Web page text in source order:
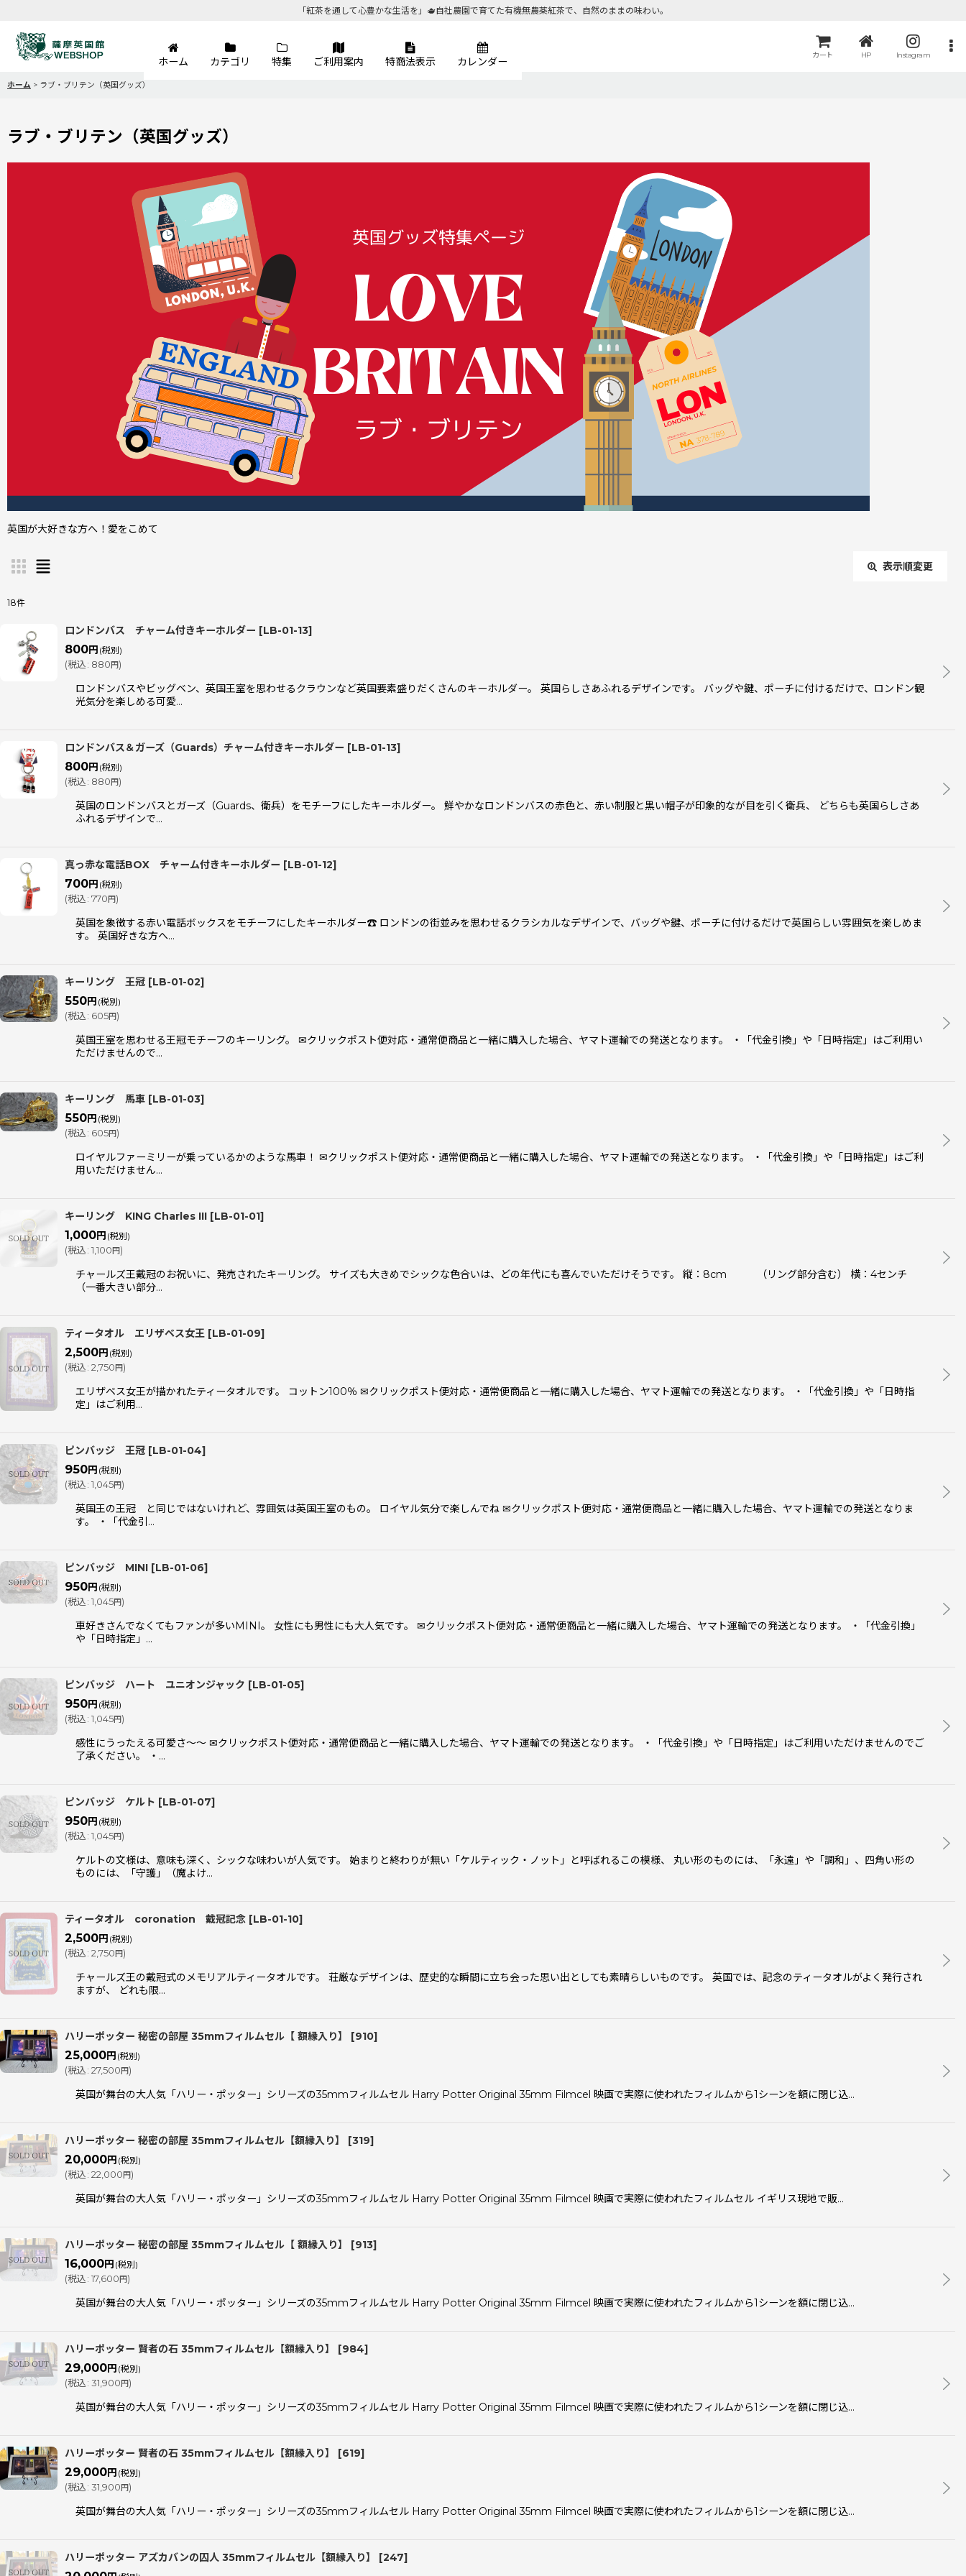
「紅茶を通して心豊かな生活を」🫖自社農園で育てた有機無農薬紅茶で、自然のままの味わい。
カート HP Instagram
ホーム カテゴリ 特集 ご利用案内 特商法表示 カレンダー
ホーム > ラブ・ブリテン（英国グッズ）
ラブ・ブリテン（英国グッズ）
英国が大好きな方へ！愛をこめて
表示順変更
サブカテゴリ:
表示数
18件
ロンドンバス チャーム付きキーホルダー [LB-01-13]
800円 (税別)
(税込: 880 円)
ロンドンバスやビッグベン、英国王室を思わせるクラウンなど英国要素盛りだくさんのキーホルダー。 英国らしさあふれるデザインです。 バッグや鍵、ポーチに付けるだけで、ロンドン観
光気分を楽しめる可愛…
ロンドンバス＆ガーズ（Guards）チャーム付きキーホルダー [LB-01-13]
800円 (税別)
(税込: 880 円)
英国のロンドンバスとガーズ（Guards、衛兵）をモチーフにしたキーホルダー。 鮮やかなロンドンバスの赤色と、赤い制服と黒い帽子が印象的なが目を引く衛兵、 どちらも英国らしさあ
ふれるデザインで…
真っ赤な電話BOX チャーム付きキーホルダー [LB-01-12]
700円 (税別)
(税込: 770 円)
英国を象徴する赤い電話ボックスをモチーフにしたキーホルダー☎️ ロンドンの街並みを思わせるクラシカルなデザインで、バッグや鍵、ポーチに付けるだけで英国らしい雰囲気を楽しめま
す。 英国好きな方へ…
キーリング 王冠 [LB-01-02]
550円 (税別)
(税込: 605円)
英国王室を思わせる王冠モチーフのキーリング。 ✉クリックポスト便対応・通常便商品と一緒に購入した場合、ヤマト運輸での発送となります。 ・「代金引換」や「日時指定」はご利用い
ただけませんので…
キーリング 馬車 [LB-01-03]
550円 (税別)
(税込: 605円)
ロイヤルファーミリーが乗っているかのような馬車！ ✉クリックポスト便対応・通常便商品と一緒に購入した場合、ヤマト運輸での発送となります。 ・「代金引換」や「日時指定」はご利
用いただけません…
キーリング KING Charles III [LB-01-01]
1,000円 (税別)
(税込: 1,100 円)
チャールズ王戴冠のお祝いに、発売されたキーリング。 サイズも大きめでシックな色合いは、どの年代にも喜んでいただけそうです。 縦：8cm （リング部分含む） 横：4センチ
（一番大きい部分…
ティータオル エリザベス女王 [LB-01-09]
2,500円 (税別)
(税込: 2,750 円)
エリザベス女王が描かれたティータオルです。 コットン100％ ✉クリックポスト便対応・通常便商品と一緒に購入した場合、ヤマト運輸での発送となります。 ・「代金引換」や「日時指
定」はご利用…
ピンバッジ 王冠 [LB-01-04]
950円 (税別)
(税込: 1,045円)
英国王の王冠 と同じではないけれど、雰囲気は英国王室のもの。 ロイヤル気分で楽しんでね ✉クリックポスト便対応・通常便商品と一緒に購入した場合、ヤマト運輸での発送となりま
す。 ・「代金引…
ピンバッジ MINI [LB-01-06]
950円 (税別)
(税込: 1,045円)
車好きさんでなくてもファンが多いMINI。 女性にも男性にも大人気です。 ✉クリックポスト便対応・通常便商品と一緒に購入した場合、ヤマト運輸での発送となります。 ・「代金引換」
や「日時指定」…
ピンバッジ ハート ユニオンジャック [LB-01-05]
950円 (税別)
(税込: 1,045円)
感性にうったえる可愛さ〜〜 ✉クリックポスト便対応・通常便商品と一緒に購入した場合、ヤマト運輸での発送となります。 ・「代金引換」や「日時指定」はご利用いただけませんのでご
了承ください。 ・…
ピンバッジ ケルト [LB-01-07]
950円 (税別)
(税込: 1,045円)
ケルトの文様は、意味も深く、シックな味わいが人気です。 始まりと終わりが無い「ケルティック・ノット」と呼ばれるこの模様、 丸い形のものには、「永遠」や「調和」、四角い形の
ものには、「守護」（魔よけ…
ティータオル coronation 戴冠記念 [LB-01-10]
2,500円 (税別)
(税込: 2,750 円)
チャールズ王の戴冠式のメモリアルティータオルです。 荘厳なデザインは、歴史的な瞬間に立ち会った思い出としても素晴らしいものです。 英国では、記念のティータオルがよく発行され
ますが、 どれも限…
ハリーポッター 秘密の部屋 35mmフィルムセル【 額縁入り】 [910]
25,000円 (税別)
(税込: 27,500 円)
英国が舞台の大人気「ハリー・ポッター」シリーズの35mmフィルムセル Harry Potter Original 35mm Filmcel 映画で実際に使われたフィルムから1シーンを額に閉じ込…
ハリーポッター 秘密の部屋 35mmフィルムセル【額縁入り】 [319]
20,000円 (税別)
(税込: 22,000 円)
英国が舞台の大人気「ハリー・ポッター」シリーズの35mmフィルムセル Harry Potter Original 35mm Filmcel 映画で実際に使われたフィルムセル イギリス現地で販…
ハリーポッター 秘密の部屋 35mmフィルムセル【 額縁入り】 [913]
16,000円 (税別)
(税込: 17,600 円)
英国が舞台の大人気「ハリー・ポッター」シリーズの35mmフィルムセル Harry Potter Original 35mm Filmcel 映画で実際に使われたフィルムから1シーンを額に閉じ込…
ハリーポッター 賢者の石 35mmフィルムセル【額縁入り】 [984]
29,000円 (税別)
(税込: 31,900 円)
英国が舞台の大人気「ハリー・ポッター」シリーズの35mmフィルムセル Harry Potter Original 35mm Filmcel 映画で実際に使われたフィルムから1シーンを額に閉じ込…
ハリーポッター 賢者の石 35mmフィルムセル【額縁入り】 [619]
29,000円 (税別)
(税込: 31,900 円)
英国が舞台の大人気「ハリー・ポッター」シリーズの35mmフィルムセル Harry Potter Original 35mm Filmcel 映画で実際に使われたフィルムから1シーンを額に閉じ込…
ハリーポッター アズカバンの囚人 35mmフィルムセル【額縁入り】 [247]